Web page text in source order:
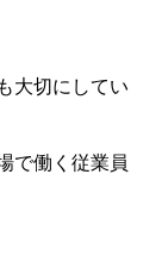
大切にしてい
で働く従業員